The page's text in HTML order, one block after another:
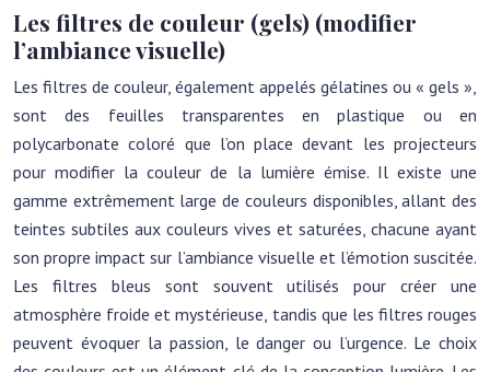
Les filtres de couleur (gels) (modifier
l’ambiance visuelle)
Les filtres de couleur, également appelés gélatines ou « gels »,
sont des feuilles transparentes en plastique ou en
polycarbonate coloré que l’on place devant les projecteurs
pour modifier la couleur de la lumière émise. Il existe une
gamme extrêmement large de couleurs disponibles, allant des
teintes subtiles aux couleurs vives et saturées, chacune ayant
son propre impact sur l’ambiance visuelle et l’émotion suscitée.
Les filtres bleus sont souvent utilisés pour créer une
atmosphère froide et mystérieuse, tandis que les filtres rouges
peuvent évoquer la passion, le danger ou l’urgence. Le choix